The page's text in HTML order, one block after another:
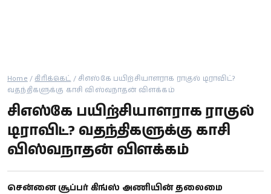
Home / கிரிக்கெட் / சிஎஸ்கே பயிற்சியாளராக ராகுல் டிராவிட்?
வதந்திகளுக்கு காசி விஸ்வநாதன் விளக்கம்
சிஎஸ்கே பயிற்சியாளராக ராகுல்
டிராவிட்? வதந்திகளுக்கு காசி
விஸ்வநாதன் விளக்கம்
சென்னை சூப்பர் கிங்ஸ் அணியின் தலைமை